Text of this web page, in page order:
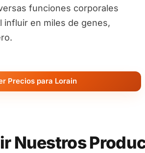
funciones corporales
en miles de genes,
Precios para Lorain
Nuestros